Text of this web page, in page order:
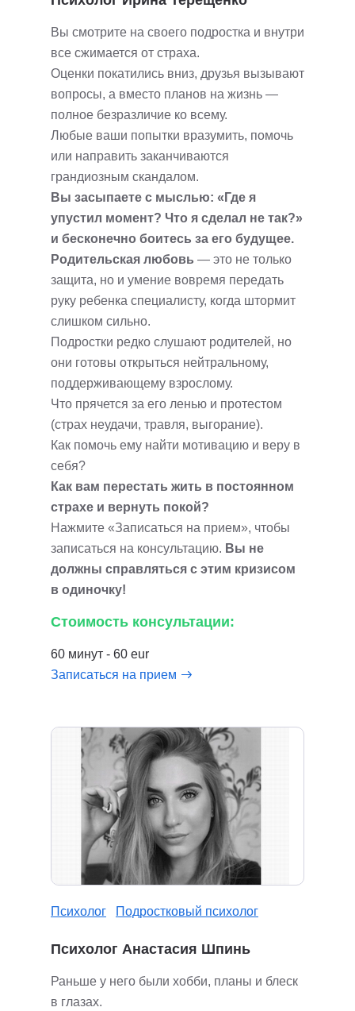
Вы смотрите на своего подростка и внутри
все сжимается от страха.
Оценки покатились вниз, друзья вызывают
вопросы, а вместо планов на жизнь —
полное безразличие ко всему.
Любые ваши попытки вразумить, помочь
или направить заканчиваются
грандиозным скандалом.
Вы засыпаете с мыслью: «Где я
упустил момент? Что я сделал не так?»
и бесконечно боитесь за его будущее.
Родительская любовь — это не только
защита, но и умение вовремя передать
руку ребенка специалисту, когда штормит
слишком сильно.
Подростки редко слушают родителей, но
они готовы открыться нейтральному,
поддерживающему взрослому.
Что прячется за его ленью и протестом
(страх неудачи, травля, выгорание).
Как помочь ему найти мотивацию и веру в
себя?
Как вам перестать жить в постоянном
страхе и вернуть покой?
Нажмите «Записаться на прием», чтобы
записаться на консультацию. Вы не
должны справляться с этим кризисом
в одиночку!
Стоимость консультации:
60 минут - 60 eur
Записаться на прием
Психолог Подростковый психолог
Психолог Анастасия Шпинь
Раньше у него были хобби, планы и блеск
в глазах.